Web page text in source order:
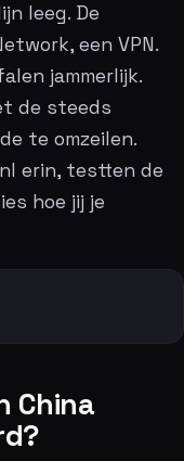
leeg. De
een VPN.
jammerlijk.
de steeds
te omzeilen.
erin, testten de
hoe jij je
China